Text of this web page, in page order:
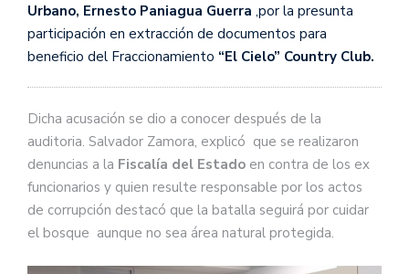
Urbano, Ernesto Paniagua Guerra ,por la presunta
participación en extracción de documentos para
beneficio del Fraccionamiento “El Cielo” Country Club.
Dicha acusación se dio a conocer después de la
auditoria. Salvador Zamora, explicó que se realizaron
denuncias a la Fiscalía del Estado en contra de los ex
funcionarios y quien resulte responsable por los actos
de corrupción destacó que la batalla seguirá por cuidar
el bosque aunque no sea área natural protegida.